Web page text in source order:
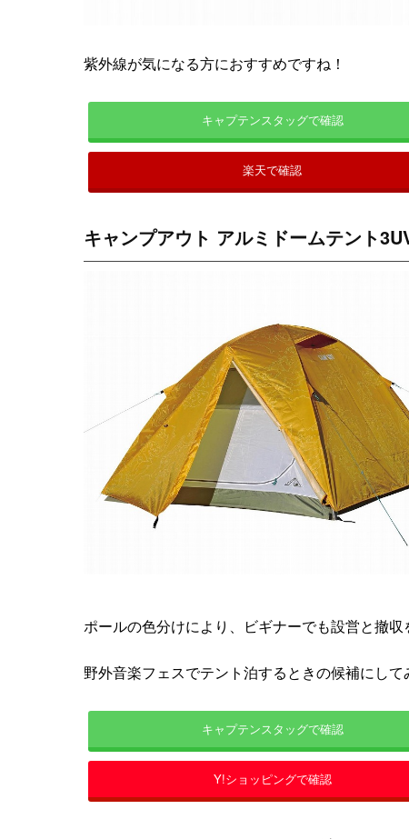
紫外線が気になる方におすすめですね！
キャプテンスタッグで確認
楽天で確認
キャンプアウト アルミドームテント
ポールの色分けにより、ビギナーでも設営と撤収
野外音楽フェスでテント泊するときの候補にして
キャプテンスタッグで確認
Y!ショッピングで確認